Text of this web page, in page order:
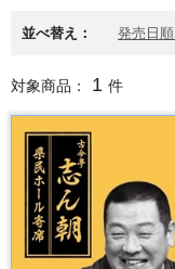
並べ替え： 発売日順
対象商品： 1 件